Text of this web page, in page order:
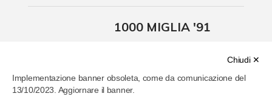
1000 MIGLIA '91
Chiudi ✕
Implementazione banner obsoleta, come da comunicazione del
13/10/2023. Aggiornare il banner.